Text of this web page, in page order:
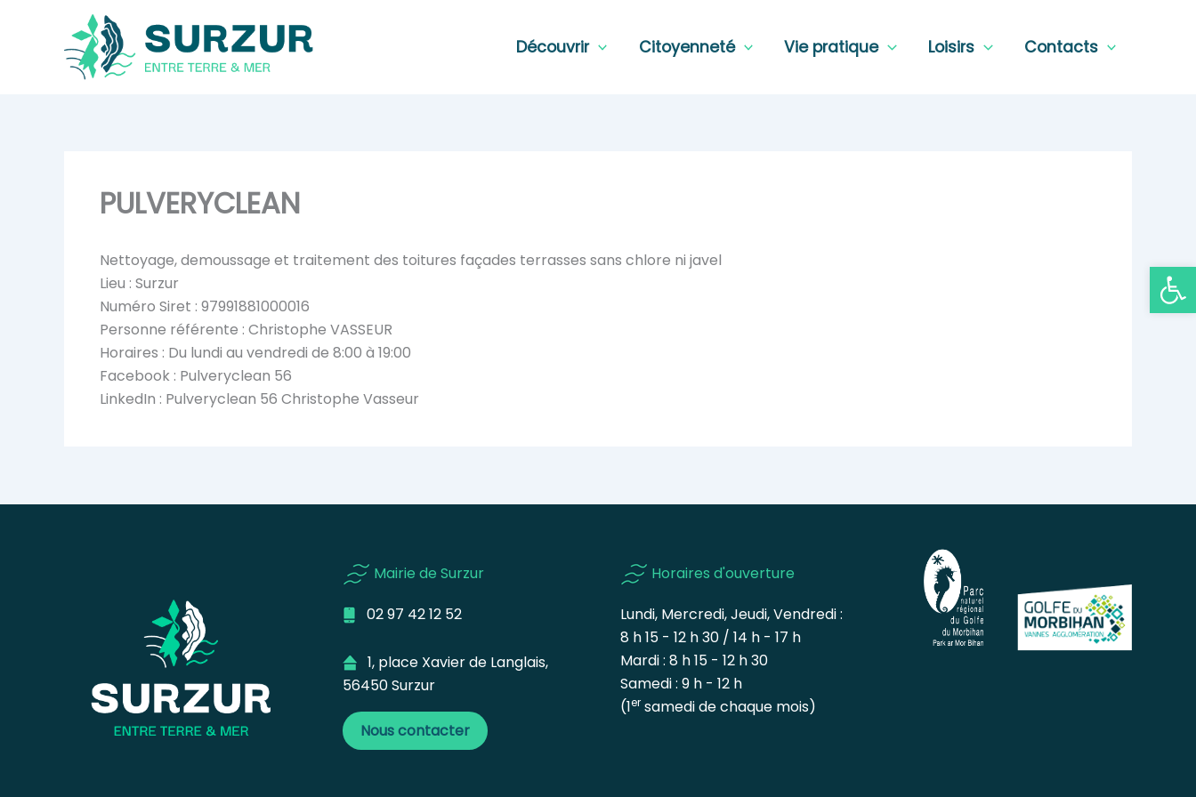
Ouvrir
Découvrir Citoyenneté Vie pratique Loisirs Contacts
PULVERYCLEAN
Nettoyage, demoussage et traitement des toitures façades terrasses sans chlore ni javel
Lieu : Surzur
Numéro Siret : 97991881000016
Personne référente : Christophe VASSEUR
Horaires : Du lundi au vendredi de 8:00 à 19:00
Facebook : Pulveryclean 56
LinkedIn : Pulveryclean 56 Christophe Vasseur
Mairie de Surzur
02 97 42 12 52
1, place Xavier de Langlais,
56450 Surzur
Nous contacter
Horaires d'ouverture
Lundi, Mercredi, Jeudi, Vendredi :
8 h 15 - 12 h 30 / 14 h - 17 h
Mardi : 8 h 15 - 12 h 30
Samedi : 9 h - 12 h
(1er samedi de chaque mois)